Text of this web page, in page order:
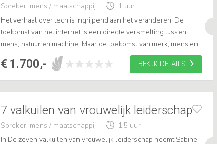
Spreker, mens / maatschappij
1 uur
Het verhaal over tech is ingrijpend aan het veranderen. De
toekomst van het internet is een directe versmelting tussen
mens, natuur en machine. Maar de toekomst van merk, mens en
leefomgeving gaat over diversiteit, humaniteit, eerlijkheid e...
€ 1.700,- BEKIJK DETAILS
7 valkuilen van vrouwelijk leiderschap
Spreker, mens / maatschappij
1,5 uur
In De zeven valkuilen van vrouwelijk leiderschap neemt Sabine